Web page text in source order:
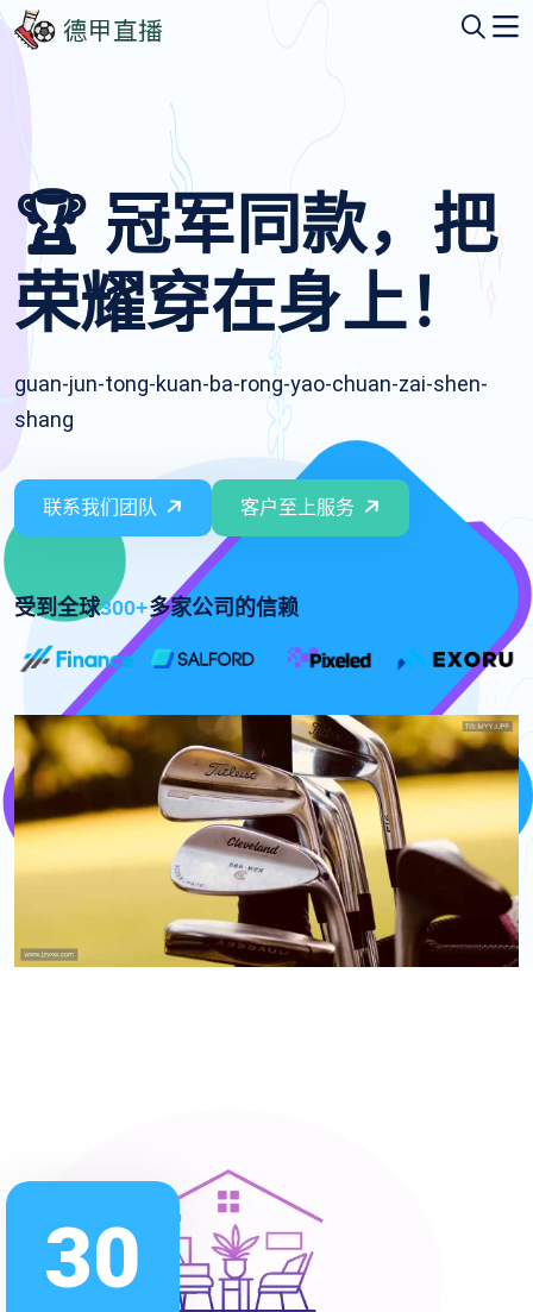
🏆 冠军同款，把
荣耀穿在身上！
guan-jun-tong-kuan-ba-rong-yao-chuan-zai-shen-
shang
联系我们团队 客户至上服务
受到全球300+多家公司的信赖
30